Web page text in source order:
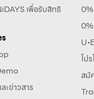
เพื่อรับสิทธิ
ะข่าวสาร
โป
สมั